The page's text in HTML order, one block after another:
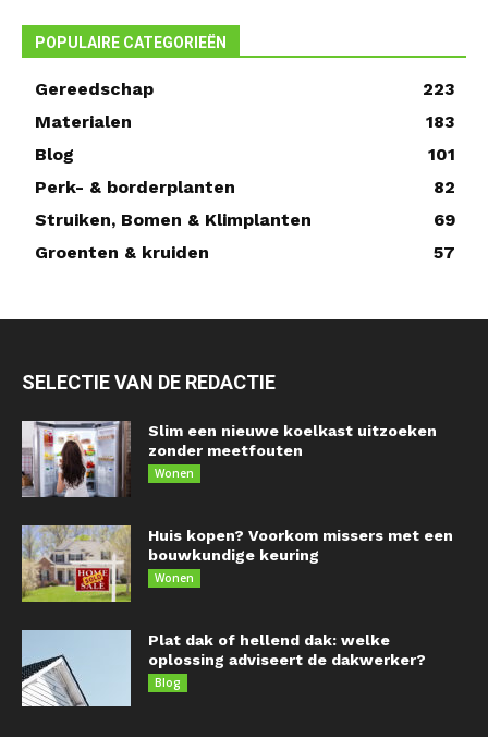
POPULAIRE CATEGORIEËN
Gereedschap
223
Materialen
183
Blog
101
Perk- & borderplanten
82
Struiken, Bomen & Klimplanten
69
Groenten & kruiden
57
SELECTIE VAN DE REDACTIE
Slim een nieuwe koelkast uitzoeken
zonder meetfouten
Wonen
Huis kopen? Voorkom missers met een
bouwkundige keuring
Wonen
Plat dak of hellend dak: welke
oplossing adviseert de dakwerker?
Blog